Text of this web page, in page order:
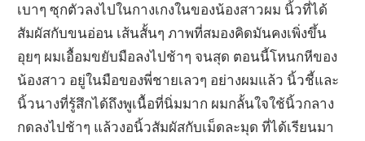
เบาๆ ซุกตัวลงไปในกางเกงในของน้องสาวผม นิ้วที่ได้
สัมผัสกับขนอ่อน เส้นสั้นๆ ภาพที่สมองคิดมันคงเพิ่งขึ้น
อุยๆ ผมเอื้อมขยับมือลงไปช้าๆ จนสุด ตอนนี้โหนกหีของ
น้องสาว อยู่ในมือของพี่ชายเลวๆ อย่างผมแล้ว นิ้วชี้และ
นิ้วนางที่รู้สึกได้ถึงพูเนื้อที่นิ่มมาก ผมกลั้นใจใช้นิ้วกลาง
กดลงไปช้าๆ แล้วงอนิ้วสัมผัสกับเม็ดละมุด ที่ได้เรียนมา